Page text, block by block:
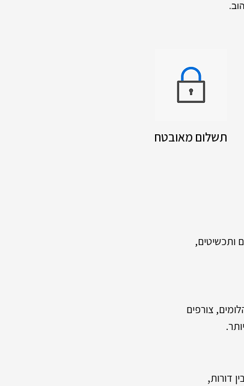
תשלום מאובטח
ותכשיטים,
צורפים
דורות,